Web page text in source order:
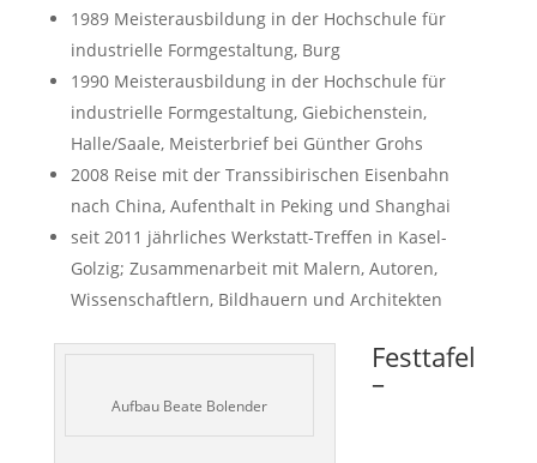
1989 Meisterausbildung in der Hochschule für
industrielle Formgestaltung, Burg
1990 Meisterausbildung in der Hochschule für
industrielle Formgestaltung, Giebichenstein,
Halle/Saale, Meisterbrief bei Günther Grohs
2008 Reise mit der Transsibirischen Eisenbahn
nach China, Aufenthalt in Peking und Shanghai
seit 2011 jährliches Werkstatt-Treffen in Kasel-
Golzig; Zusammenarbeit mit Malern, Autoren,
Wissenschaftlern, Bildhauern und Architekten
Aufbau Beate Bolender
Festtafel
–